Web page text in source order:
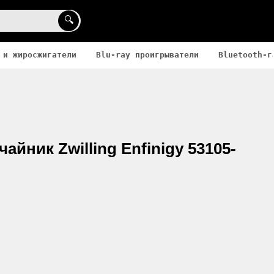
🔍
жиросжигатели Blu-ray проигрыватели Bluetooth-
Zwilling Enfinigy 53105-